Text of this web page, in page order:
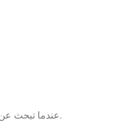
عندما تبحث عن مورد داهوا® من الدرجة الأولى في قطر ومنطقة الشرق الأوسط وشمال أفريقيا، فإن أمان لينك لأنظمة الأمن هو الشريك الذي تحتاجه.